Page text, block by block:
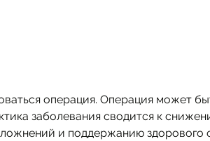
заболевания сводится к
и поддержанию здорового